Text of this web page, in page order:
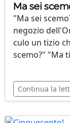
Ma sei
"Ma sei
negozio
culo un tizio
scemo?" "Ma
Continua la